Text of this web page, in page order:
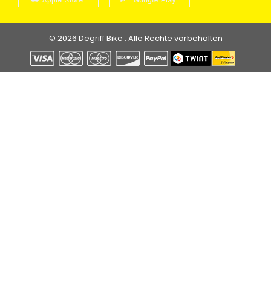
© 2026 Degriff Bike . Alle Rechte vorbehalten